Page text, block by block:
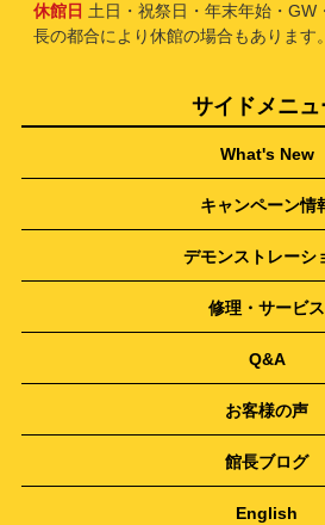
休館日 土日・祝祭日・年末年始・GW
長の都合により休館の場合もあります
サイドメニュ
What's New
キャンペーン情
デモンストレーシ
修理・サービス
Q&A
お客様の声
館長ブログ
English